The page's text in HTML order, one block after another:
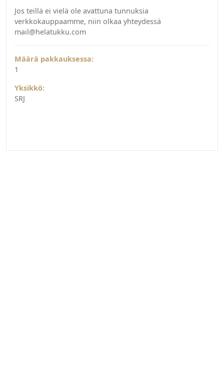
Jos teillä ei vielä ole avattuna tunnuksia
verkkokauppaamme, niin olkaa yhteydessä
mail@helatukku.com
Määrä pakkauksessa:
1
Yksikkö:
SRJ